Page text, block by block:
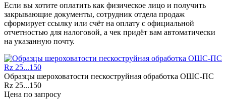
Если вы хотите оплатить как физическое лицо и получить
закрывающие документы, сотрудник отдела продаж
сформирует ссылку или счёт на оплату с официальной
отчетностью для налоговой, а чек придёт вам автоматически
на указанную почту.
Образцы шероховатости пескоструйная обработка ОШС-ПС
Rz 25...150
Цена по запросу